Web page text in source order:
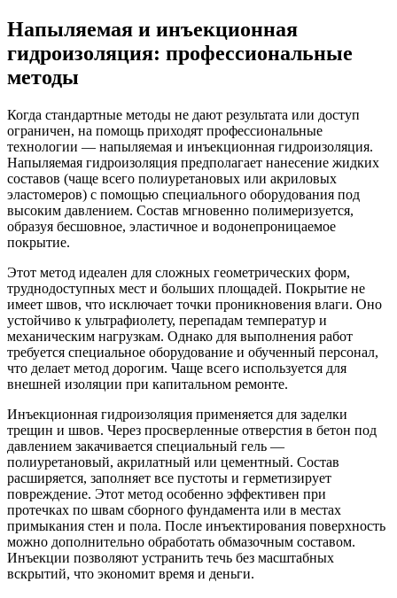
Напыляемая и инъекционная
гидроизоляция: профессиональные
методы
Когда стандартные методы не дают результата или доступ
ограничен, на помощь приходят профессиональные
технологии — напыляемая и инъекционная гидроизоляция.
Напыляемая гидроизоляция предполагает нанесение жидких
составов (чаще всего полиуретановых или акриловых
эластомеров) с помощью специального оборудования под
высоким давлением. Состав мгновенно полимеризуется,
образуя бесшовное, эластичное и водонепроницаемое
покрытие.
Этот метод идеален для сложных геометрических форм,
труднодоступных мест и больших площадей. Покрытие не
имеет швов, что исключает точки проникновения влаги. Оно
устойчиво к ультрафиолету, перепадам температур и
механическим нагрузкам. Однако для выполнения работ
требуется специальное оборудование и обученный персонал,
что делает метод дорогим. Чаще всего используется для
внешней изоляции при капитальном ремонте.
Инъекционная гидроизоляция применяется для заделки
трещин и швов. Через просверленные отверстия в бетон под
давлением закачивается специальный гель —
полиуретановый, акрилатный или цементный. Состав
расширяется, заполняет все пустоты и герметизирует
повреждение. Этот метод особенно эффективен при
протечках по швам сборного фундамента или в местах
примыкания стен и пола. После инъектирования поверхность
можно дополнительно обработать обмазочным составом.
Инъекции позволяют устранить течь без масштабных
вскрытий, что экономит время и деньги.